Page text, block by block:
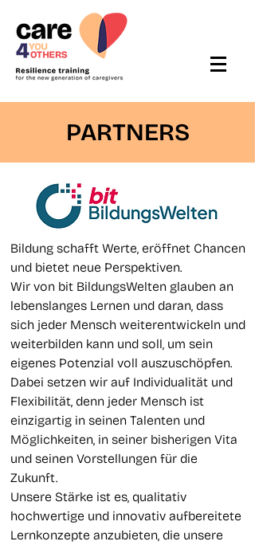
PARTNERS
Bildung schafft Werte, eröffnet Chancen
und bietet neue Perspektiven.
Wir von bit BildungsWelten glauben an
lebenslanges Lernen und daran, dass
sich jeder Mensch weiterentwickeln und
weiterbilden kann und soll, um sein
eigenes Potenzial voll auszuschöpfen.
Dabei setzen wir auf Individualität und
Flexibilität, denn jeder Mensch ist
einzigartig in seinen Talenten und
Möglichkeiten, in seiner bisherigen Vita
und seinen Vorstellungen für die
Zukunft.
Unsere Stärke ist es, qualitativ
hochwertige und innovativ aufbereitete
Lernkonzepte anzubieten, die unsere